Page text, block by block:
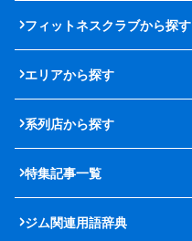
フィットネスクラブから探す
エリアから探す
系列店から探す
特集記事一覧
ジム関連用語辞典